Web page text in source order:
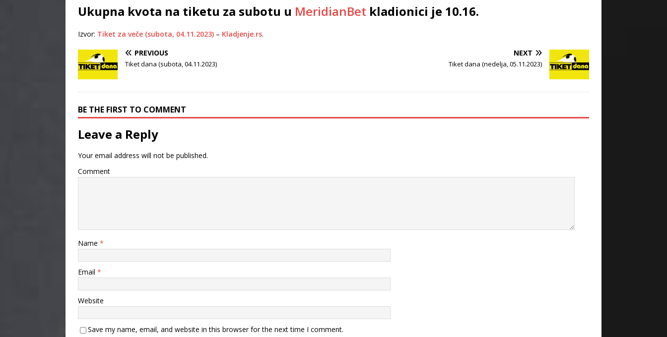
Ukupna kvota na tiketu za subotu u MeridianBet kladionici je 10.16.
Izvor: Tiket za veče (subota, 04.11.2023) – Kladjenje.rs.
PREVIOUS
Tiket dana (subota, 04.11.2023)
NEXT
Tiket dana (nedelja, 05.11.2023)
BE THE FIRST TO COMMENT
Leave a Reply
Your email address will not be published.
Comment
Name *
Email *
Website
Save my name, email, and website in this browser for the next time I comment.